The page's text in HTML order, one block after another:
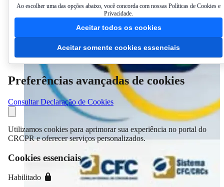
Ao escolher uma das opções abaixo, você concorda com nossas Políticas de Cookies e
Privacidade.
Aceitar todos os cookies
Aceitar somente cookies essenciais
Preferências avançadas de cookies
Consultar Declaração de Cookies
Utilizamos cookies para aprimorar sua experiência no portal do
CRCPR e oferecer serviços personalizados.
Cookies essenciais
Habilitado